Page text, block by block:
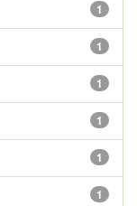
1
1
1
1
1
1